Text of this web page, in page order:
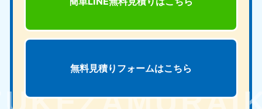
無料見積りフォームはこちら